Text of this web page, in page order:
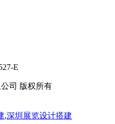
E
司 版权所有
,深圳展览设计搭建